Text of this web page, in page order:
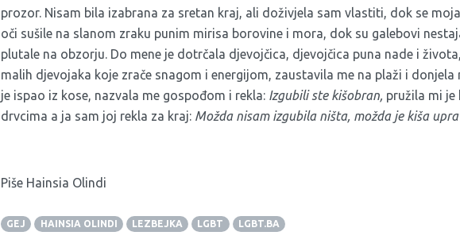
prozor. Nisam bila izabrana za sretan kraj, ali doživjela sam vlastiti, dok se
oči sušile na slanom zraku punim mirisa borovine i mora, dok su galebovi
plutale na obzorju. Do mene je dotrčala djevojčica, djevojčica puna nade i
malih djevojaka koje zrače snagom i energijom, zaustavila me na plaži i
je ispao iz kose, nazvala me gospođom i rekla: Izgubili ste kišobran, pružila mi
drvcima a ja sam joj rekla za kraj: Možda nisam izgubila ništa, možda je kiša
Piše Hainsia Olindi
GEJ HAINSIA OLINDI LEZBEJKA LGBT LGBT.BA